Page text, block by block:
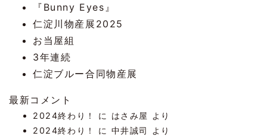
『Bunny Eyes』
仁淀川物産展2025
お当屋組
3年連続
仁淀ブルー合同物産展
最新コメント
2024終わり！ に はさみ屋
より
2024終わり！
に 中井誠司
より